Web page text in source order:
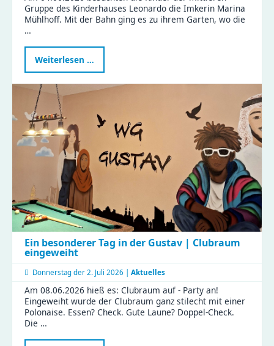
Gruppe des Kinderhauses Leonardo die Imkerin Marina
Mühlhoff. Mit der Bahn ging es zu ihrem Garten, wo die
…
Weiterlesen …
bei
Imkerin
Ein besonderer Tag in der Gustav | Clubraum
eingeweiht
Donnerstag der 2. Juli 2026 | Aktuelles
Am 08.06.2026 hieß es: Clubraum auf - Party an!
Eingeweiht wurde der Clubraum ganz stilecht mit einer
Polonaise. Essen? Check. Gute Laune? Doppel-Check.
Die …